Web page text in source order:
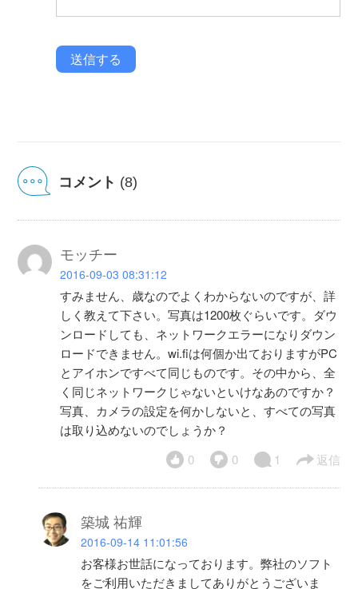
送信する
コメント (8)
モッチー
2016-09-03 08:31:12
すみません、歳なのでよくわからないのですが、詳
しく教えて下さい。写真は1200枚ぐらいです。ダウ
ンロードしても、ネットワークエラーになりダウン
ロードできません。wi.fiは何個か出ておりますがPC
とアイホンですべて同じものです。その中から、全
く同じネットワークじゃないといけなあのですか？
写真、カメラの設定を何かしないと、すべての写真
は取り込めないのでしょうか？
0
0 1 返信
築城 祐輝
2016-09-14 11:01:56
お客様お世話になっております。弊社のソフト
をご利用いただきましてありがとうございま